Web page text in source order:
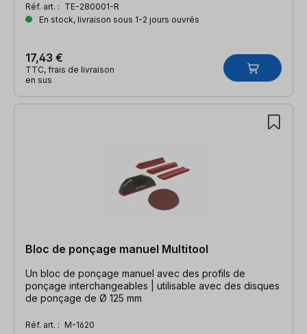
Réf. art. : TE-280001-R
En stock, livraison sous 1-2 jours ouvrés
17,43 €
TTC, frais de livraison
en sus
Bloc de ponçage manuel Multitool
Un bloc de ponçage manuel avec des profils de
ponçage interchangeables | utilisable avec des disques
de ponçage de Ø 125 mm
Réf. art. : M-1620